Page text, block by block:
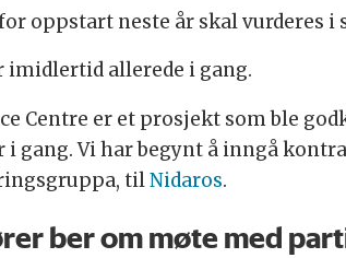
oppstart neste år skal vurderes i
imidlertid allerede i gang.
Centre er et prosjekt som ble
i gang. Vi har begynt å inngå
tilNidaros.
ber om møte med